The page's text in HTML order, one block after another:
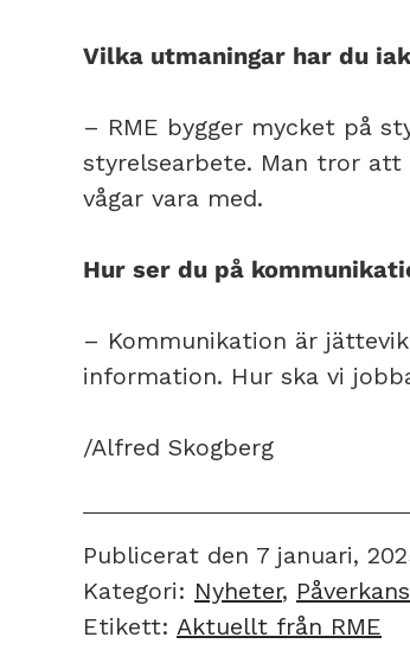
Vilka utmaningar har du
– RME bygger mycket på
styrelsearbete. Man tror
vågar vara med.
Hur ser du på
– Kommunikation är
information. Hur ska vi
/Alfred Skogberg
Publicerat den 7 januari,
Kategori: Nyheter,
Etikett: Aktuellt från RME